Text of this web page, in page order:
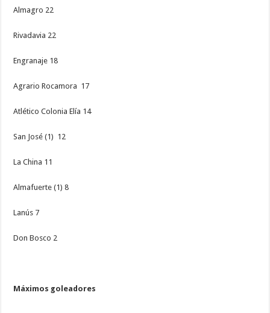
Almagro 22
Rivadavia 22
Engranaje 18
Agrario Rocamora 17
Atlético Colonia Elía 14
San José (1) 12
La China 11
Almafuerte (1) 8
Lanús 7
Don Bosco 2
Máximos goleadores